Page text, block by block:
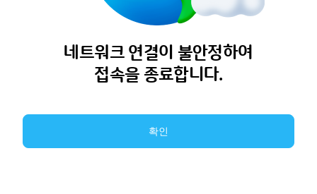
네트워크 연결이 불안정하여
접속을 종료합니다.
확인